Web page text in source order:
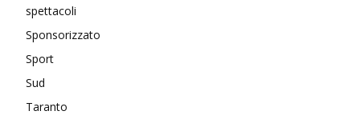
spettacoli
Sponsorizzato
Sport
Sud
Taranto